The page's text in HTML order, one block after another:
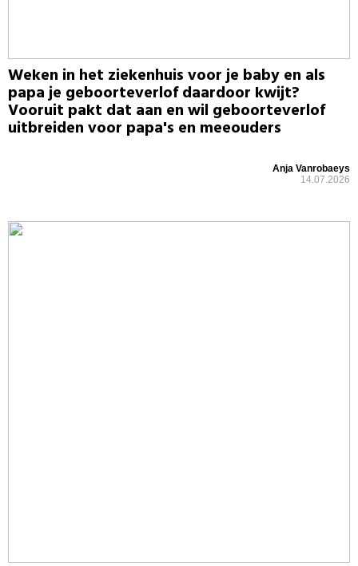
Weken in het ziekenhuis voor je baby en als
papa je geboorteverlof daardoor kwijt?
Vooruit pakt dat aan en wil geboorteverlof
uitbreiden voor papa's en meeouders
Anja Vanrobaeys
14.07.2026